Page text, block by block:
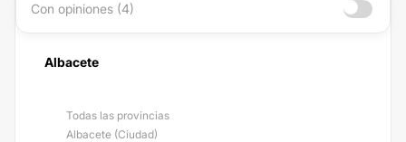
Con opiniones (4)
Albacete
Todas las provincias
Albacete (Ciudad)